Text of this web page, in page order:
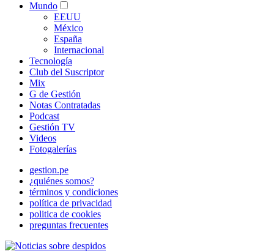
Mundo
EEUU
México
España
Internacional
Tecnología
Club del Suscriptor
Mix
G de Gestión
Notas Contratadas
Podcast
Gestión TV
Videos
Fotogalerías
gestion.pe
¿quiénes somos?
términos y condiciones
política de privacidad
politica de cookies
preguntas frecuentes